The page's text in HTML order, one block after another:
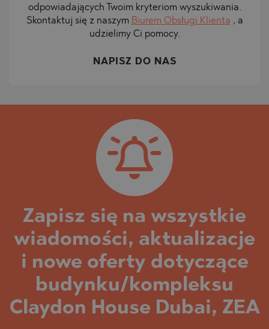
odpowiadających Twoim kryteriom wyszukiwania.
Skontaktuj się z naszym Biurem Obsługi Klienta , a
udzielimy Ci pomocy.
NAPISZ DO NAS
Zapisz się na wszystkie
wiadomości, aktualizacje
i nowe oferty dotyczące
budynku/kompleksu
Claydon House Dubai, ZEA